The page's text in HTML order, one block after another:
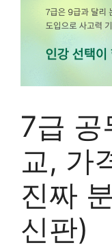
7급 공
교, 가
진짜
신판)